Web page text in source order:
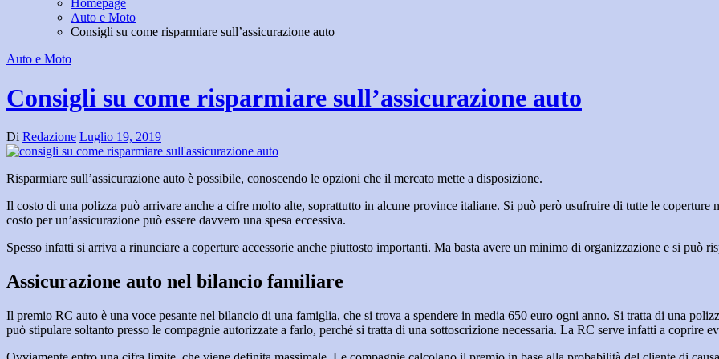
Auto e Moto
Consigli su come risparmiare sull’assicurazione auto
Auto e Moto
Consigli su come risparmiare sull’assicurazione auto
Di Redazione Luglio 19, 2019
Risparmiare sull’assicurazione auto è possibile, conoscendo le opzioni che il mercato mette a disposizione.
Il costo di una polizza può arrivare anche a cifre molto alte, soprattutto in alcune province italiane. Si può però usufruire di tutte le coperture
costo per un’assicurazione può essere davvero una spesa eccessiva.
Spesso infatti si arriva a rinunciare a coperture accessorie anche piuttosto importanti. Ma basta avere un minimo di organizzazione e si può
Assicurazione auto nel bilancio familiare
Il premio RC auto è una voce pesante nel bilancio di una famiglia, che si trova a spendere in media 650 euro ogni anno. Si tratta di una
può stipulare soltanto presso le compagnie autorizzate a farlo, perché si tratta di una sottoscrizione necessaria. La RC serve infatti a coprire